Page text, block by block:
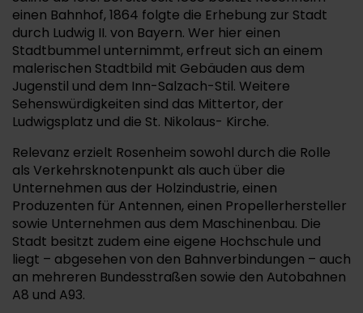
einen Bahnhof, 1864 folgte die Erhebung zur Stadt
durch Ludwig II. von Bayern. Wer hier einen
Stadtbummel unternimmt, erfreut sich an einem
malerischen Stadtbild mit Gebäuden aus dem
Jugenstil und dem Inn-Salzach-Stil. Weitere
Sehenswürdigkeiten sind das Mittertor, der
Ludwigsplatz und die St. Nikolaus- Kirche.
Relevanz erzielt Rosenheim sowohl durch die Rolle
als Verkehrsknotenpunkt als auch über die
Unternehmen aus der Holzindustrie, einen
Produzenten für Antennen, einen Propellerhersteller
sowie Unternehmen aus dem Maschinenbau. Die
Stadt besitzt zudem eine eigene Hochschule und
liegt – abgesehen von den Bahnverbindungen – auch
an mehreren Bundesstraßen sowie den Autobahnen
A8 und A93.